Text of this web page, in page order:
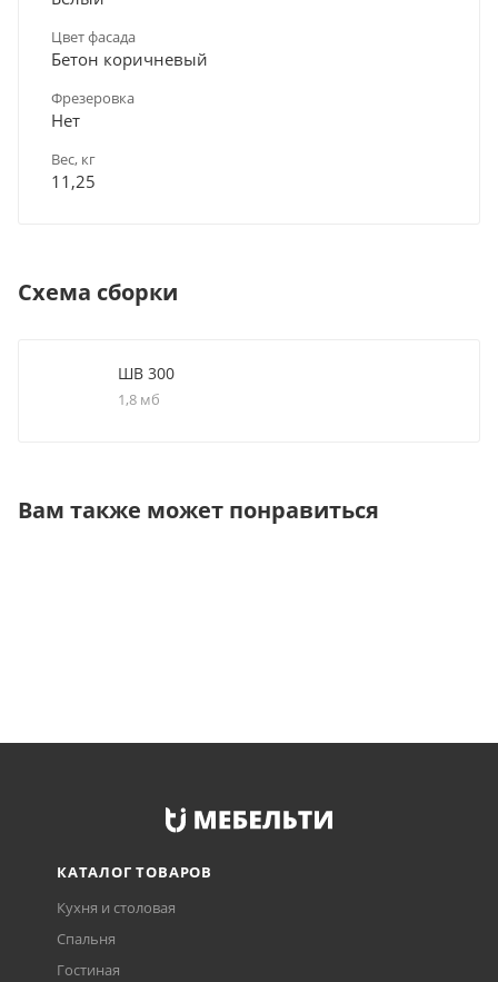
Цвет фасада
Бетон коричневый
Фрезеровка
Нет
Вес, кг
11,25
Схема сборки
ШВ 300
1,8 мб
Вам также может понравиться
КАТАЛОГ ТОВАРОВ
Кухня и столовая
Спальня
Гостиная